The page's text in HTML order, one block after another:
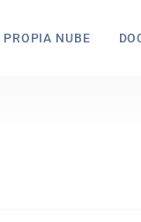
PROPIA NUBE